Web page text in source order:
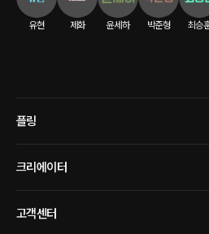
유현 제화 윤세하 박준형 최승
플링
크리에이터
고객센터